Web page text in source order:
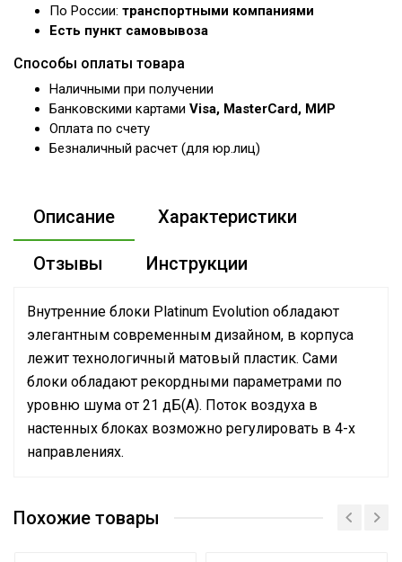
По России: транспортными компаниями
Есть пункт самовывоза
Способы оплаты товара
Наличными при получении
Банковскими картами Visa, MasterCard, МИР
Оплата по счету
Безналичный расчет (для юр.лиц)
Описание Характеристики
Отзывы Инструкции
Внутренние блоки Platinum Evolution обладают
элегантным современным дизайном, в корпуса
лежит технологичный матовый пластик. Сами
блоки обладают рекордными параметрами по
уровню шума от 21 дБ(А). Поток воздуха в
настенных блоках возможно регулировать в 4-х
направлениях.
производительность
Сертификат
Похожие товары